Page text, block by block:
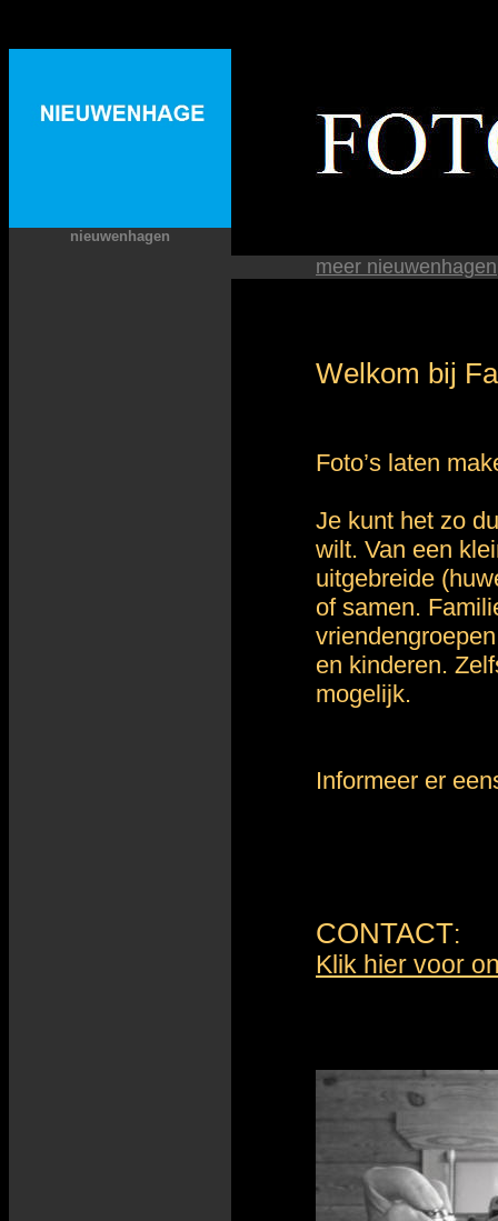
nieuwenhagen
meer nieuwenhagen
Welkom bij
Foto’s laten
Je kunt het zo
wilt. Van een
uitgebreide
of samen.
en kinderen.
mogelijk.
Informeer er
CONTACT:
Klik hier voor